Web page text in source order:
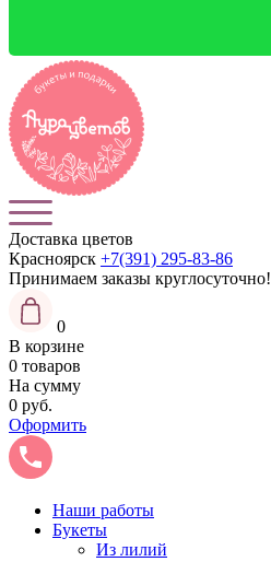
Доставка цветов
Красноярск +7(391) 295-83-86
Принимаем заказы круглосуточно!
0
В корзине
0 товаров
На сумму
0 руб.
Оформить
Наши работы
Букеты
Из лилий